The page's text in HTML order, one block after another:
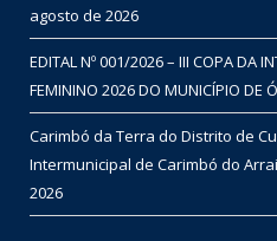
agosto de 2026
EDITAL Nº 001/2026 – III COPA DA
FEMININO 2026 DO MUNICÍPIO DE
Carimbó da Terra do Distrito de
Intermunicipal de Carimbó do
2026